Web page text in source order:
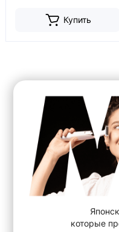
Купить
которые